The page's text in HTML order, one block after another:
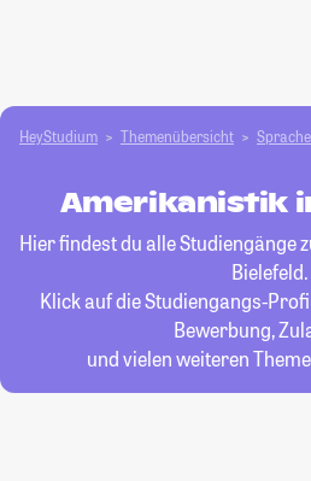
HeyStudium Themenübersicht
Amerikanistik
Hier findest du alle Studiengänge
Bielefeld.
Klick auf die Studiengangs-
Bewerbung,
und vielen weiteren